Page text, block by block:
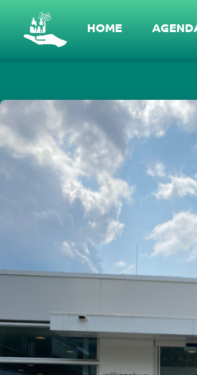
HOME
Gesprek in NoordOost #1